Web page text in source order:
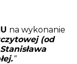
na wykonanie
(od
”